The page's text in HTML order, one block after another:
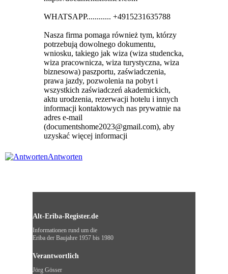
WHATSAPP............ +4915231635788
Nasza firma pomaga również tym, którzy
potrzebują dowolnego dokumentu,
wniosku, takiego jak wiza (wiza studencka,
wiza pracownicza, wiza turystyczna, wiza
biznesowa) paszportu, zaświadczenia,
prawa jazdy, pozwolenia na pobyt i
wszystkich zaświadczeń akademickich,
aktu urodzenia, rezerwacji hotelu i innych
informacji kontaktowych nas prywatnie na
adres e-mail
(documentshome2023@gmail.com), aby
uzyskać więcej informacji
Antworten
Alt-Eriba-Register.de
Informationen rund um die
Eriba der Baujahre 1957 bis 1980
Verantwortlich
Jörg Gösser